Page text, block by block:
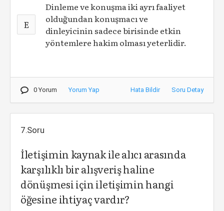
E
Dinleme ve konuşma iki ayrı faaliyet
olduğundan konuşmacı ve
dinleyicinin sadece birisinde etkin
yöntemlere hakim olması yeterlidir.
0 Yorum Yorum Yap Hata Bildir Soru Detay
7.Soru
İletişimin kaynak ile alıcı arasında
karşılıklı bir alışveriş haline
dönüşmesi için iletişimin hangi
öğesine ihtiyaç vardır?